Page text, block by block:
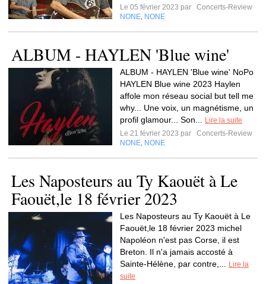
Le 05 février 2023 par
Concerts-Review
NONE NONE
ALBUM - HAYLEN 'Blue wine'
ALBUM - HAYLEN 'Blue wine' NoPo
HAYLEN Blue wine 2023 Haylen
affole mon réseau social but tell me
why... Une voix, un magnétisme, un
profil glamour... Son...
Lire la suite
Le 21 février 2023 par
Concerts-Review
NONE NONE
Les Naposteurs au Ty Kaouët à Le
Faouët,le 18 février 2023
Les Naposteurs au Ty Kaouët à Le
Faouët,le 18 février 2023 michel
Napoléon n'est pas Corse, il est
Breton. Il n'a jamais accosté à
Sainte-Hélène, par contre,...
Lire la
suite